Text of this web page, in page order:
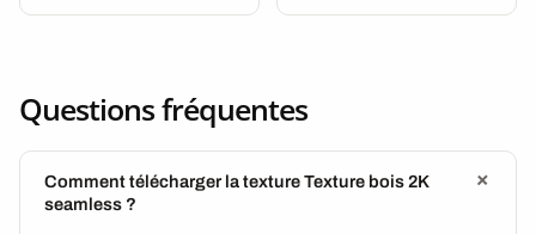
Questions fréquentes
Comment télécharger la texture Texture bois 2K
seamless ?